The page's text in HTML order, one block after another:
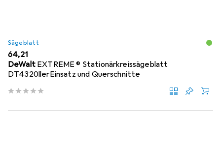
Sägeblatt
EUR
64,21
DeWalt EXTREME ® Stationärkreissägeblatt
DT4320llerEinsatz und Querschnitte